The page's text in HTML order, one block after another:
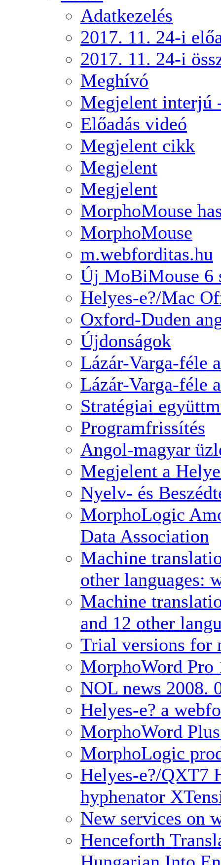
Adatkezelés
2017. 11. 24-i
2017. 11. 24-i
Meghívó
Megjelent interjú
Előadás videó
Megjelent cikk
Megjelent
Megjelent
MorphoMouse
MorphoMouse
m.webforditas.hu
Új MoBiMouse 6
Helyes-e?/Mac
Oxford-Duden
Újdonságok
Lázár-Varga-féle
Lázár-Varga-féle
Stratégiai
Programfrissítés
Angol-magyar
Megjelent a
Nyelv- és
MorphoLogic
Data Association
Machine
other languages:
Machine
and 12 other
Trial versions for
MorphoWord Pro
NOL news 2008.
Helyes-e? a
MorphoWord
MorphoLogic
Helyes-e?/QXT7
hyphenator
New services on
Henceforth